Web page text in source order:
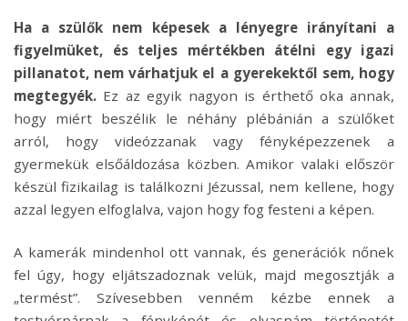
Ha a szülők nem képesek a lényegre irányítani a
figyelmüket, és teljes mértékben átélni egy igazi
pillanatot, nem várhatjuk el a gyerekektől sem, hogy
megtegyék. Ez az egyik nagyon is érthető oka annak,
hogy miért beszélik le néhány plébánián a szülőket
arról, hogy videózzanak vagy fényképezzenek a
gyermekük elsőáldozása közben. Amikor valaki először
készül fizikailag is találkozni Jézussal, nem kellene, hogy
azzal legyen elfoglalva, vajon hogy fog festeni a képen.
A kamerák mindenhol ott vannak, és generációk nőnek
fel úgy, hogy eljátszadoznak velük, majd megosztják a
„termést”. Szívesebben venném kézbe ennek a